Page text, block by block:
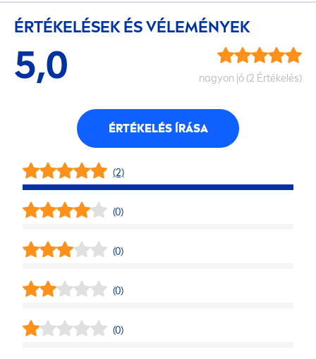
ÉRTÉKELÉSEK ÉS VÉLEMÉNYEK
5,0 nagyon jó (2 Értékelés)
ÉRTÉKELÉS ÍRÁSA
(2)
(0)
(0)
(0)
(0)